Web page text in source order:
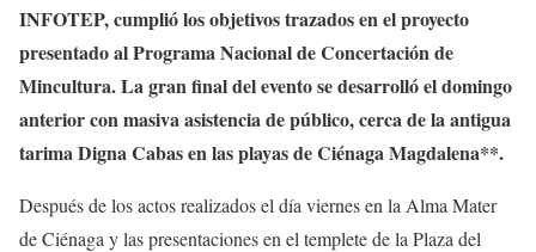
INFOTEP, cumplió los objetivos trazados en el proyecto
presentado al Programa Nacional de Concertación de
Mincultura. La gran final del evento se desarrolló el domingo
anterior con masiva asistencia de público, cerca de la antigua
tarima Digna Cabas en las playas de Ciénaga Magdalena**.
Después de los actos realizados el día viernes en la Alma Mater
de Ciénaga y las presentaciones en el templete de la Plaza del